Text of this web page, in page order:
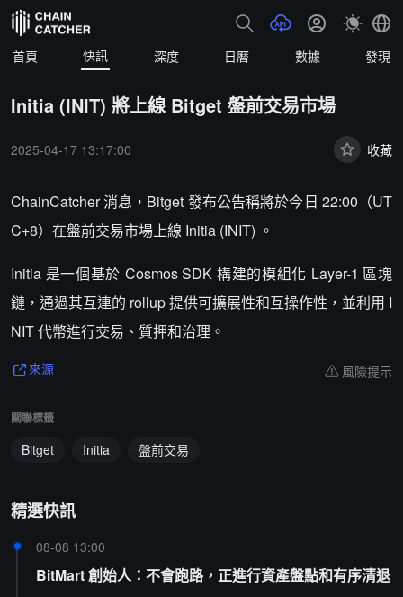
首頁 快訊 深度 日曆 數據 發現
Initia (INIT) 將上線 Bitget 盤前交易市場
2025-04-17 13:17:00 收藏
ChainCatcher 消息，Bitget 發布公告稱將於今日 22:00（UT
C+8）在盤前交易市場上線 Initia (INIT) 。
Initia 是一個基於 Cosmos SDK 構建的模組化 Layer-1 區塊
鏈，通過其互連的 rollup 提供可擴展性和互操作性，並利用 I
NIT 代幣進行交易、質押和治理。
來源 風險提示
關聯標籤
Bitget Initia 盤前交易
精選快訊
08-08 13:00
BitMart 創始人：不會跑路，正進行資產盤點和有序清退